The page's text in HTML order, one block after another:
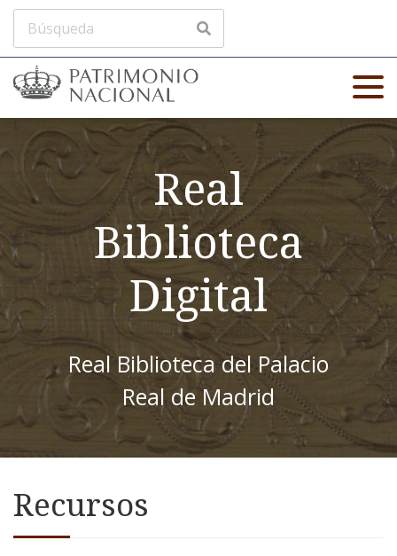
Real
Biblioteca
Digital
Real Biblioteca del Palacio
Real de Madrid
Recursos